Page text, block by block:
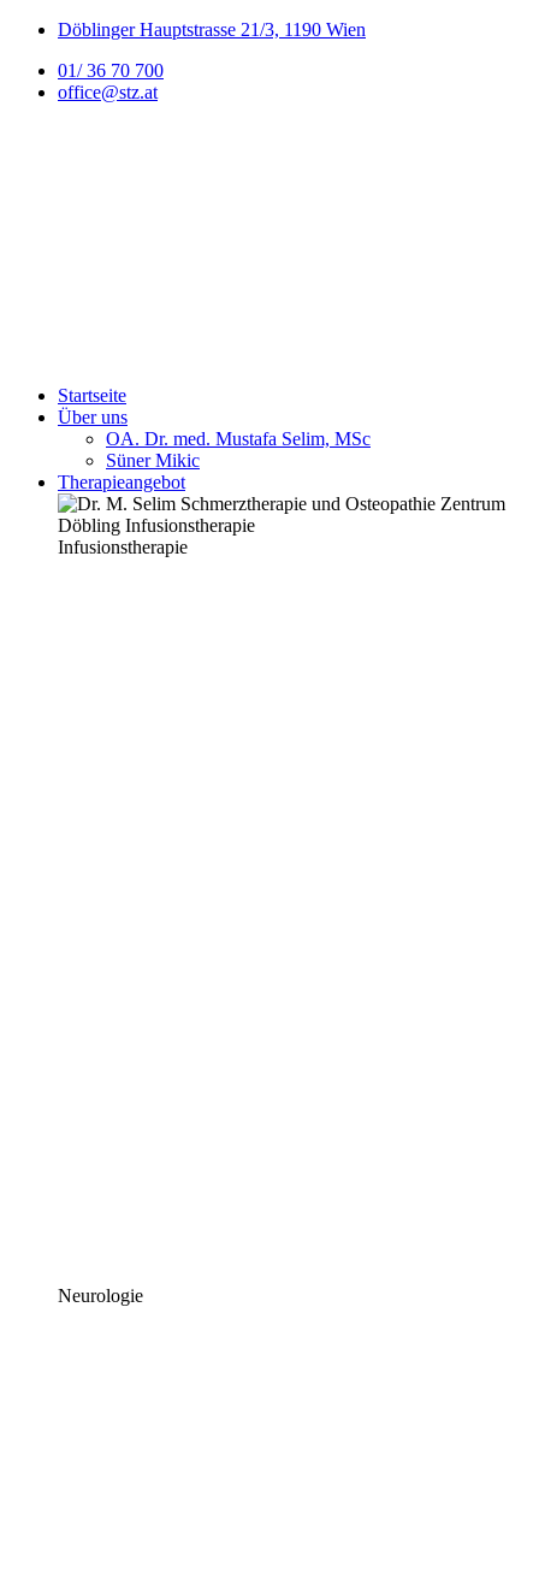
Döblinger Hauptstrasse 21/3, 1190 Wien
01/ 36 70 700
office@stz.at
Startseite
Über uns
OA. Dr. med. Mustafa Selim, MSc
Süner Mikic
Therapieangebot
Infusionstherapie
Neurologie